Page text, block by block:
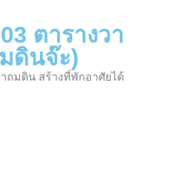
ตารางวา
ดินจ๊ะ)
ถมดิน สร้างที่พักอาศัยได้